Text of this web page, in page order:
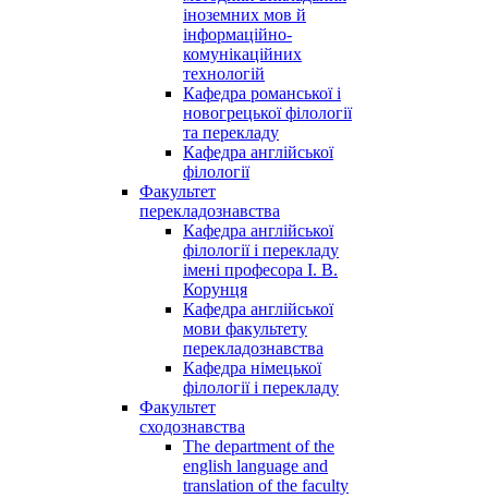
іноземних мов й
інформаційно-
комунікаційних
технологій
Кафедра романської і
новогрецької філології
та перекладу
Кафедра англійської
філології
Факультет
перекладознавства
Кафедра англійської
філології і перекладу
імені професора І. В.
Корунця
Кафедра англійської
мови факультету
перекладознавства
Кафедра німецької
філології і перекладу
Факультет
сходознавства
The department of the
english language and
translation of the faculty